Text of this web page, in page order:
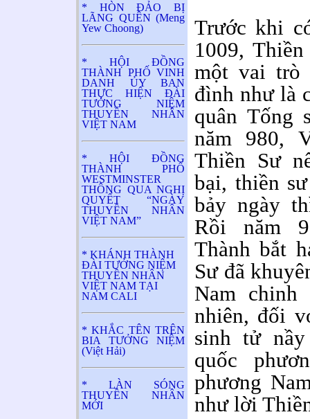
* HÒN ĐẢO BỊ
LÃNG QUÊN (Meng
Yew Choong)
* HỘI ĐỒNG
THÀNH PHỐ VINH
DANH ỦY BAN
THỰC HIỆN ĐÀI
TƯỞNG NIỆM
THUYỀN NHÂN
VIỆT NAM
* HỘI ĐỒNG
THÀNH PHỐ
WESTMINSTER
THÔNG QUA NGHỊ
QUYẾT “NGÀY
THUYỀN NHÂN
VIỆT NAM”
* KHÁNH THÀNH
ĐÀI TƯỞNG NIỆM
THUYỀN NHÂN
VIỆT NAM TẠI
NAM CALI
* KHẮC TÊN TRÊN
BIA TƯỞNG NIỆM
(Việt Hải)
* LÀN SÓNG
THUYỀN NHÂN
MỚI
Trước khi
1009,
một vai trò
đình như là
quân Tống
năm 980,
Thiền Sư
bại, thiền
bảy ngày
Rồi năm
Thành bắt
Sư đã
Nam
nhiên, đối
sinh tử
quốc
phương
như lời